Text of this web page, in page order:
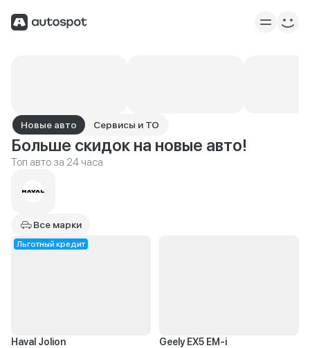
Новые авто Сервисы и ТО
Больше скидок на новые авто!
Топ авто за 24 часа
Все марки
Льготный кредит
Haval Jolion
Geely EX5 EM-i